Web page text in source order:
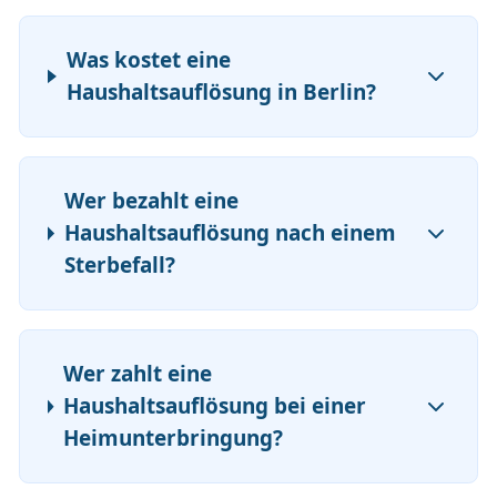
Was kostet eine
Haushaltsauflösung in Berlin?
Wer bezahlt eine
Haushaltsauflösung nach einem
Sterbefall?
Wer zahlt eine
Haushaltsauflösung bei einer
Heimunterbringung?